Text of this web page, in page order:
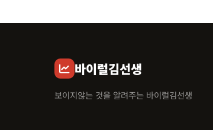
바이럴김선생
보이지않는 것을 알려주는 바이럴김선생